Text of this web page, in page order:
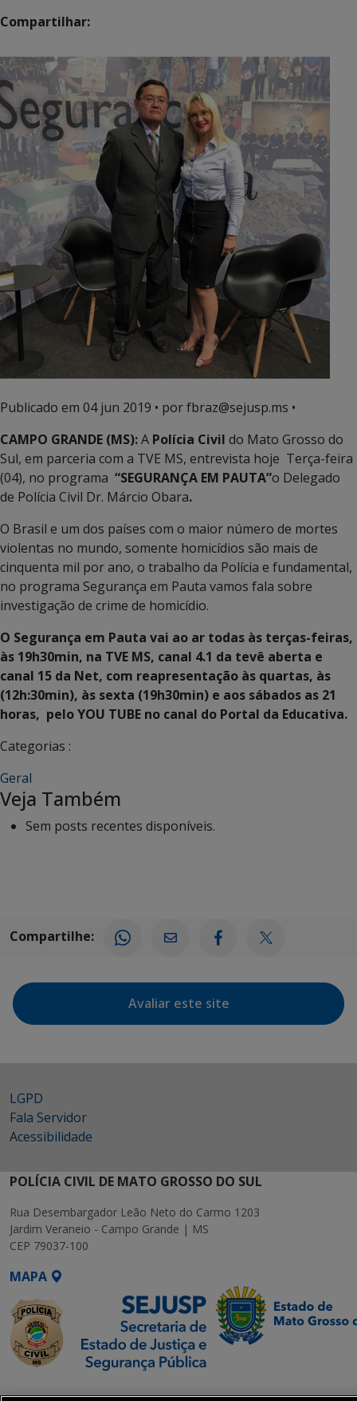
Compartilhar:
Publicado em 04 jun 2019 • por fbraz@sejusp.ms •
CAMPO GRANDE (MS):A Polícia Civil do Mato Grosso do
Sul, em parceria com a TVE MS, entrevista hoje Terça-feira
(04), no programa “SEGURANÇA EM PAUTA”o Delegado
de Polícia Civil Dr. Márcio Obara.
O Brasil e um dos países com o maior número de mortes
violentas no mundo, somente homicídios são mais de
cinquenta mil por ano, o trabalho da Polícia e fundamental,
no programa Segurança em Pauta vamos fala sobre
investigação de crime de homicídio.
O Segurança em Pauta vai ao ar todas às terças-feiras,
às 19h30min, na TVE MS, canal 4.1 da tevê aberta e
canal 15 da Net, com reapresentação às quartas, às
(12h:30min), às sexta (19h30min) e aos sábados as 21
horas, pelo YOU TUBE no canal do Portal da Educativa.
Categorias :
Geral
Veja Também
Sem posts recentes disponíveis.
Compartilhe:
Avaliar este site
LGPD
Fala Servidor
Acessibilidade
POLÍCIA CIVIL DE MATO GROSSO DO SUL
Rua Desembargador Leão Neto do Carmo 1203
Jardim Veraneio - Campo Grande | MS
CEP 79037-100
MAPA